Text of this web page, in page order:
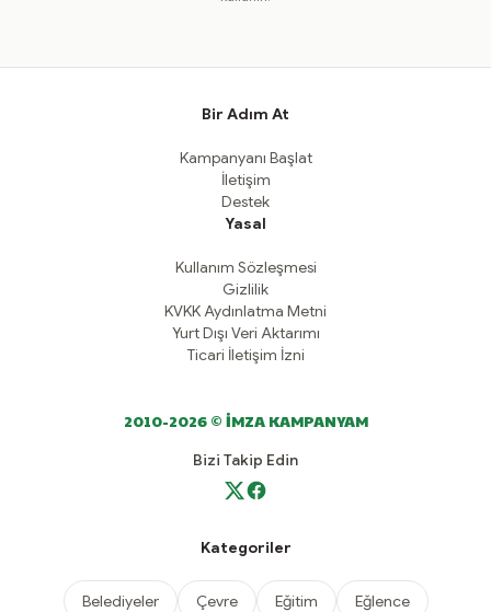
Bir Adım At
Kampanyanı Başlat
İletişim
Destek
Yasal
Kullanım Sözleşmesi
Gizlilik
KVKK Aydınlatma Metni
Yurt Dışı Veri Aktarımı
Ticari İletişim İzni
2010-2026 © İMZA KAMPANYAM
Bizi Takip Edin
Kategoriler
Belediyeler Çevre Eğitim Eğlence